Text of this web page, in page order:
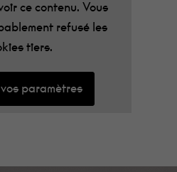
ce contenu. Vous
refusé les
tiers.
paramètres